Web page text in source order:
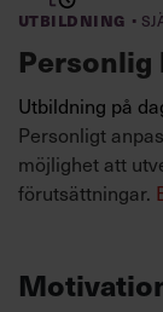
Utbildning ·
Personlig
Utbildning på
Personligt
möjlighet att
förutsättningar.